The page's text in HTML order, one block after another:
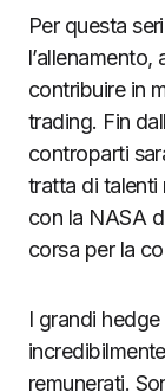
Per questa
contribuire in
trading. Fin
controparti
tratta di
con la NASA
corsa per la
I grandi
remunerati.